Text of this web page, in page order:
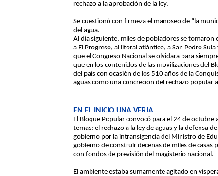
rechazo a la aprobación de la ley.
Se cuestionó con firmeza el manoseo de “la
del agua.
Al día siguiente, miles de pobladores se tomaron
a El Progreso, al litoral atlántico, a San Pedro
que el Congreso Nacional se olvidara para
que en los contenidos de las movilizaciones del
del país con ocasión de los 510 años de la
aguas como una concreción del rechazo popular
EN EL INICIO UNA VERJA
El Bloque Popular convocó para el 24 de octubre
temas: el rechazo a la ley de aguas y la defensa
gobierno por la intransigencia del Ministro de
gobierno de construir decenas de miles de casas
con fondos de previsión del magisterio nacional.
El ambiente estaba sumamente agitado en